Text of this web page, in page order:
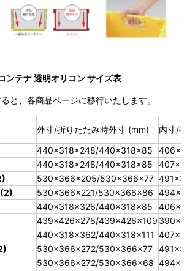
ンテナ 透明オリコン サイズ表
と、各商品ページに移行いたします。
外寸/折りたたみ時外寸 (mm)
内寸/
440×318×248/440×318×85
440×318×248/440×318×85
530×366×205/530×366×77
530×366×221/530×366×86
440×318×326/440×318×85
439×426×278/439×426×109
440×318×362/440×318×111
530×366×272/530×366×77
530×366×272/530×366×68